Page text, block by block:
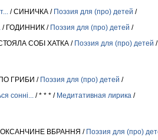
/ СИНИЧКА / Поэзия для (про) детей /
/ ГОДИННИК / Поэзия для (про) детей /
СОБІ ХАТКА / Поэзия для (про) детей /
ГРИБИ / Поэзия для (про) детей /
сонні... / * * * / Медитативная лирика /
ОКСАНЧИНЕ ВБРАННЯ / Поэзия для (про)